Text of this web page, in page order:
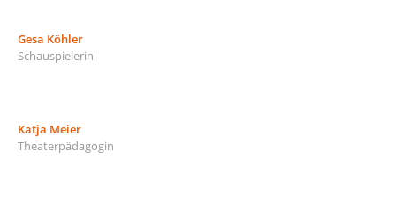
Gesa Köhler
Schauspielerin
Katja Meier
Theaterpädagogin